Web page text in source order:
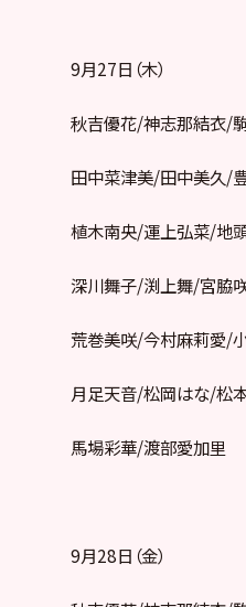
9月27日（木）
秋吉優花/神志那結衣/
田中菜津美/田中美久/
植木南央/運上弘菜/地
深川舞子/渕上舞/宮脇
荒巻美咲/今村麻莉愛/
月足天音/松岡はな/松
馬場彩華/渡部愛加里
9月28日（金）